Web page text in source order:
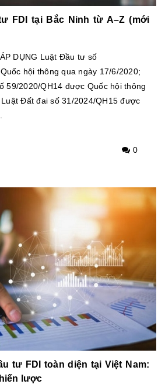
FDI tại Bắc Ninh từ A–Z (mới
DỤNG Luật Đầu tư số
hội thông qua ngày 17/6/2020;
59/2020/QH14 được Quốc hội thông
Đất đai số 31/2024/QH15 được
0
tư FDI toàn diện tại Việt Nam:
lược